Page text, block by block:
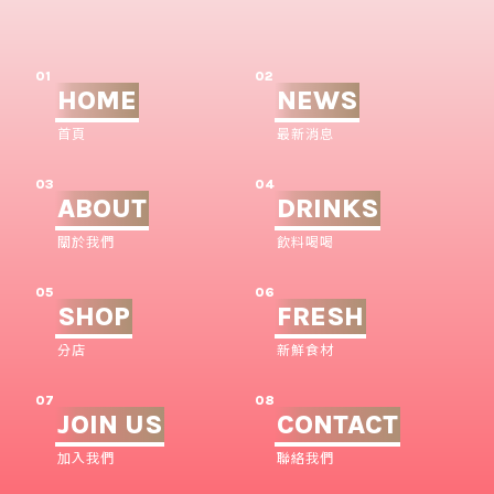
01
HOME
首頁
02
NEWS
最新消息
03
ABOUT
關於我們
04
DRINKS
飲料喝喝
05
SHOP
分店
06
FRESH
新鮮食材
07
JOIN US
加入我們
08
CONTACT
聯絡我們